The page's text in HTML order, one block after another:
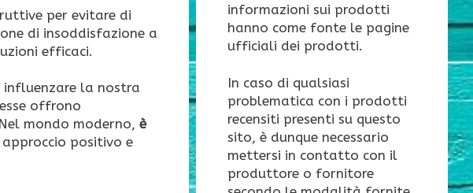
per evitare di
di insoddisfazione a
efficaci.
influenzare la nostra
offrono
mondo moderno, è
approccio positivo e
informazioni sui prodotti
hanno come fonte le pagine
ufficiali dei prodotti.
In caso di qualsiasi
problematica con i prodotti
recensiti presenti su questo
sito, è dunque necessario
mettersi in contatto con il
produttore o fornitore